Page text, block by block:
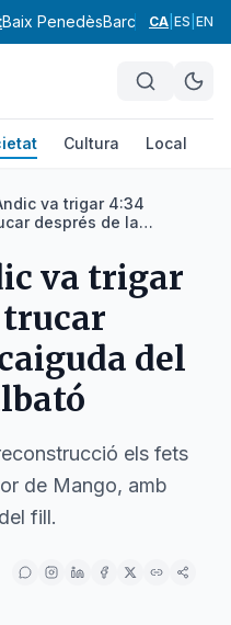
Baix PenedèsBarcelonès
CA ES EN
Cultura Local
va trigar 4:34
després de la
va trigar
trucar
del
els fets
de Mango, amb
fill.